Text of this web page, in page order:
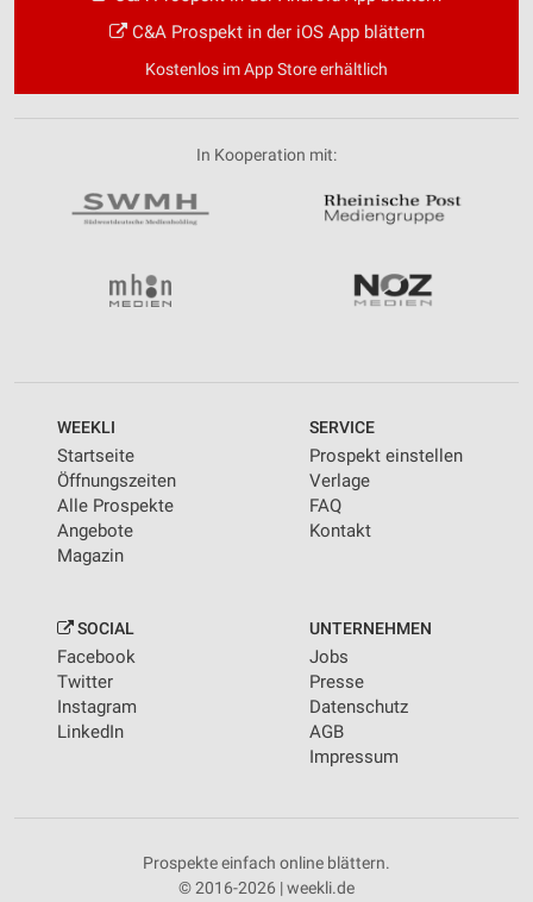
C&A Prospekt in der iOS App blättern
Kostenlos im App Store erhältlich
In Kooperation mit:
WEEKLI
Startseite
Öffnungszeiten
Alle Prospekte
Angebote
Magazin
SERVICE
Prospekt einstellen
Verlage
FAQ
Kontakt
SOCIAL
Facebook
Twitter
Instagram
LinkedIn
UNTERNEHMEN
Jobs
Presse
Datenschutz
AGB
Impressum
Prospekte einfach online blättern.
© 2016-2026 | weekli.de